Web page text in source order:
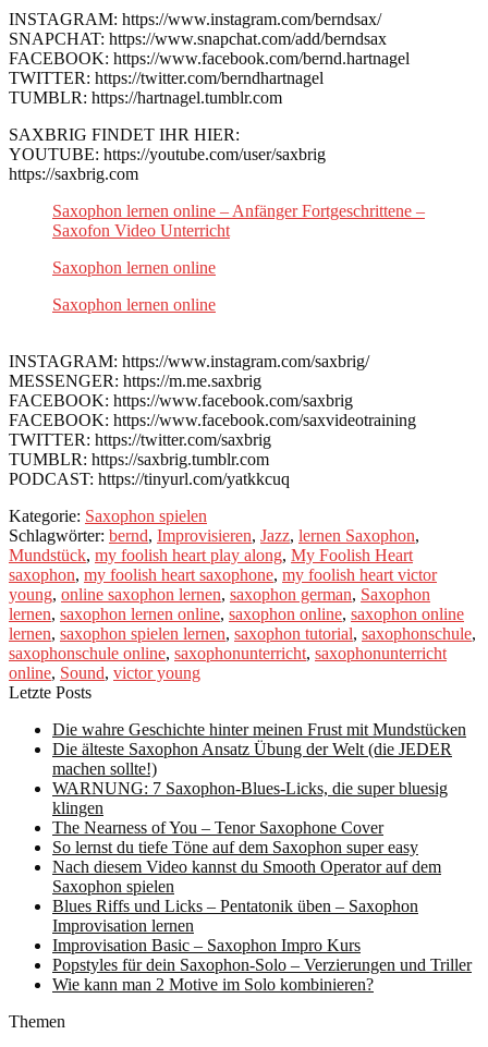
INSTAGRAM: https://www.instagram.com/berndsax/
SNAPCHAT: https://www.snapchat.com/add/berndsax
FACEBOOK: https://www.facebook.com/bernd.hartnagel
TWITTER: https://twitter.com/berndhartnagel
TUMBLR: https://hartnagel.tumblr.com
SAXBRIG FINDET IHR HIER:
YOUTUBE: https://youtube.com/user/saxbrig
https://saxbrig.com
Saxophon lernen online – Anfänger Fortgeschrittene –
Saxofon Video Unterricht
Saxophon lernen online
Saxophon lernen online
INSTAGRAM: https://www.instagram.com/saxbrig/
MESSENGER: https://m.me.saxbrig
FACEBOOK: https://www.facebook.com/saxbrig
FACEBOOK: https://www.facebook.com/saxvideotraining
TWITTER: https://twitter.com/saxbrig
TUMBLR: https://saxbrig.tumblr.com
PODCAST: https://tinyurl.com/yatkkcuq
Kategorie: Saxophon spielen
Schlagwörter: bernd, Improvisieren, Jazz, lernen Saxophon,
Mundstück, my foolish heart play along, My Foolish Heart
saxophon, my foolish heart saxophone, my foolish heart victor
young, online saxophon lernen, saxophon german, Saxophon
lernen, saxophon lernen online, saxophon online, saxophon online
lernen, saxophon spielen lernen, saxophon tutorial, saxophonschule,
saxophonschule online, saxophonunterricht, saxophonunterricht
online, Sound, victor young
Letzte Posts
Die wahre Geschichte hinter meinen Frust mit Mundstücken
Die älteste Saxophon Ansatz Übung der Welt (die JEDER
machen sollte!)
WARNUNG: 7 Saxophon-Blues-Licks, die super bluesig
klingen
The Nearness of You – Tenor Saxophone Cover
So lernst du tiefe Töne auf dem Saxophon super easy
Nach diesem Video kannst du Smooth Operator auf dem
Saxophon spielen
Blues Riffs und Licks – Pentatonik üben – Saxophon
Improvisation lernen
Improvisation Basic – Saxophon Impro Kurs
Popstyles für dein Saxophon-Solo – Verzierungen und Triller
Wie kann man 2 Motive im Solo kombinieren?
Themen